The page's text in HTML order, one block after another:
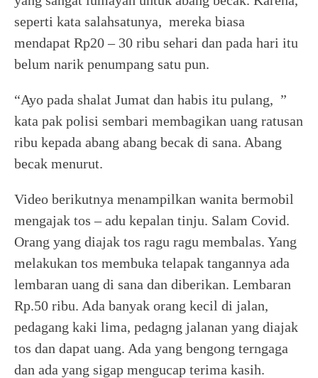
seperti kata salahsatunya, mereka biasa
mendapat Rp20 – 30 ribu sehari dan pada hari itu
belum narik penumpang satu pun.
“Ayo pada shalat Jumat dan habis itu pulang, ”
kata pak polisi sembari membagikan uang ratusan
ribu kepada abang abang becak di sana. Abang
becak menurut.
Video berikutnya menampilkan wanita bermobil
mengajak tos – adu kepalan tinju. Salam Covid.
Orang yang diajak tos ragu ragu membalas. Yang
melakukan tos membuka telapak tangannya ada
lembaran uang di sana dan diberikan. Lembaran
Rp.50 ribu. Ada banyak orang kecil di jalan,
pedagang kaki lima, pedagng jalanan yang diajak
tos dan dapat uang. Ada yang bengong terngaga
dan ada yang sigap mengucap terima kasih.